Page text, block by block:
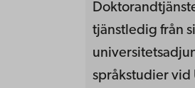
tjänstledig från
språkstudier vid